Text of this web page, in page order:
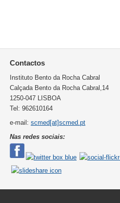
Contactos
Instituto Bento da Rocha Cabral
Calçada Bento da Rocha Cabral,14
1250-047 LISBOA
Tel: 962610164
e-mail: scmed[at]scmed.pt
Nas redes sociais: